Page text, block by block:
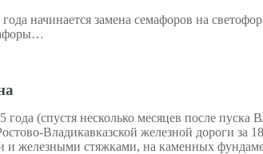
начинается замена семафоров на
(спустя несколько месяцев после
Владикавказской железной дороги за
железными стяжками, на каменных